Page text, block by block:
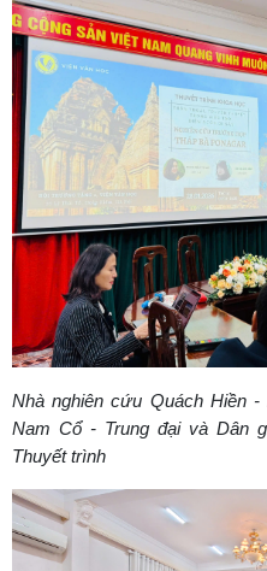
Nhà nghiên cứu Quách Hiền
Nam Cổ - Trung đại và Dân
Thuyết trình